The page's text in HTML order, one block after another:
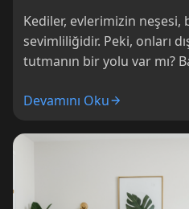
Kediler, evlerimizin neşesi,
sevimliliğidir. Peki, onları
tutmanın bir yolu var mı?
Devamını Oku